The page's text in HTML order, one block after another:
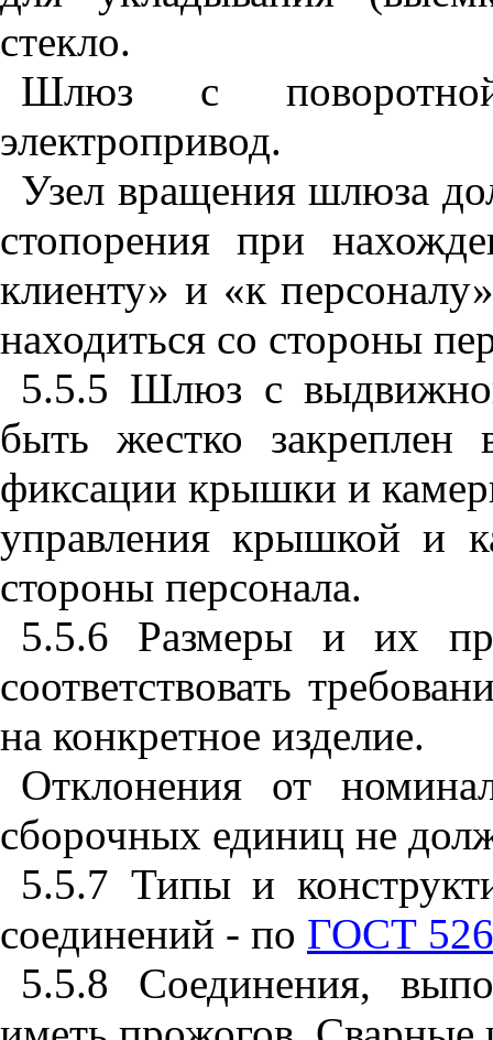
стекло.
Шлюз с
электропривод.
Узел вращения шлюза
стопорения при
клиенту» и «к
находиться со стороны
5.5.5 Шлюз с
быть жестко
фиксации крышки и
управления крышкой и
стороны персонала.
5.5.6 Размеры и их
соответствовать
на конкретное изделие.
Отклонения от
сборочных единиц не
5.5.7 Типы и
соединений - по ГОСТ
5.5.8 Соединения,